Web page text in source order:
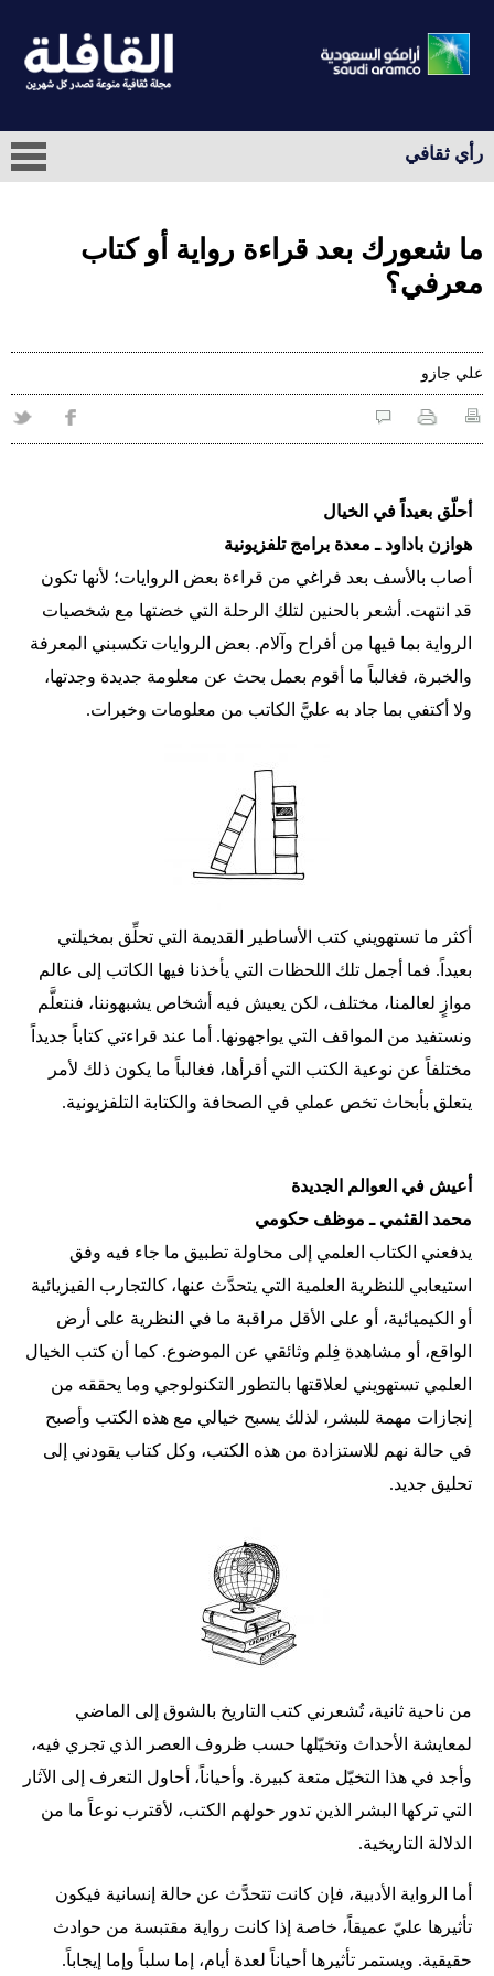
رأي ثقافي
ما شعورك بعد قراءة رواية أو كتاب
معرفي؟
علي‭ ‬جازو
أحلّق بعيداً في الخيال
هوازن باداود ـ معدة برامج تلفزيونية
أصاب بالأسف بعد فراغي من قراءة بعض الروايات؛ لأنها تكون
قد انتهت. أشعر بالحنين لتلك الرحلة التي خضتها مع شخصيات
الرواية بما فيها من أفراح وآلام. بعض الروايات تكسبني المعرفة
والخبرة، فغالباً ما أقوم بعمل بحث عن معلومة جديدة وجدتها،
ولا أكتفي بما جاد به عليَّ الكاتب من معلومات وخبرات.
أكثر ما تستهويني كتب الأساطير القديمة التي تحلِّق بمخيلتي
بعيداً. فما أجمل تلك اللحظات التي يأخذنا فيها الكاتب إلى عالم
موازٍ لعالمنا، مختلف، لكن يعيش فيه أشخاص يشبهوننا، فنتعلَّم
ونستفيد من المواقف التي يواجهونها. أما عند قراءتي كتاباً جديداً
مختلفاً عن نوعية الكتب التي أقرأها، فغالباً ما يكون ذلك لأمر
يتعلق بأبحاث تخص عملي في الصحافة والكتابة التلفزيونية.
أعيش في العوالم الجديدة
محمد القثمي ـ موظف حكومي
يدفعني الكتاب العلمي إلى محاولة تطبيق ما جاء فيه وفق
استيعابي للنظرية العلمية التي يتحدَّث عنها، كالتجارب الفيزيائية
أو الكيميائية، أو على الأقل مراقبة ما في النظرية على أرض
الواقع، أو مشاهدة فِلم وثائقي عن الموضوع. كما أن كتب الخيال
العلمي تستهويني لعلاقتها بالتطور التكنولوجي وما يحققه من
إنجازات مهمة للبشر، لذلك يسبح خيالي مع هذه الكتب وأصبح
في حالة نهم للاستزادة من هذه الكتب، وكل كتاب يقودني إلى
تحليق جديد.
من ناحية ثانية، تُشعرني كتب التاريخ بالشوق إلى الماضي
لمعايشة الأحداث وتخيّلها حسب ظروف العصر الذي تجري فيه،
وأجد في هذا التخيّل متعة كبيرة. وأحياناً، أحاول التعرف إلى الآثار
التي تركها البشر الذين تدور حولهم الكتب، لأقترب نوعاً ما من
الدلالة التاريخية.
أما الرواية الأدبية، فإن كانت تتحدَّث عن حالة إنسانية فيكون
تأثيرها عليّ عميقاً، خاصة إذا كانت رواية مقتبسة من حوادث
حقيقية. ويستمر تأثيرها أحياناً لعدة أيام، إما سلباً وإما إيجاباً.